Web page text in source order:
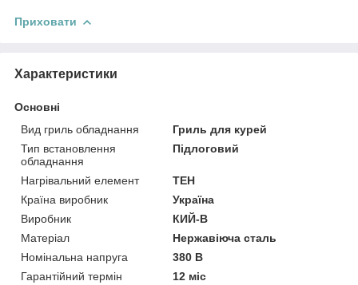
Приховати
Характеристики
Основні
Вид гриль обладнання
Гриль для курей
Тип встановлення
обладнання
Підлоговий
Нагрівальний елемент
ТЕН
Країна виробник
Україна
Виробник
КИЙ-В
Матеріал
Нержавіюча сталь
Номінальна напруга
380 В
Гарантійний термін
12 міс